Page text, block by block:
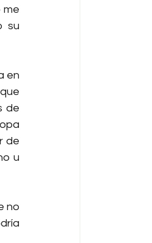
me
su
en
de
de
u
no